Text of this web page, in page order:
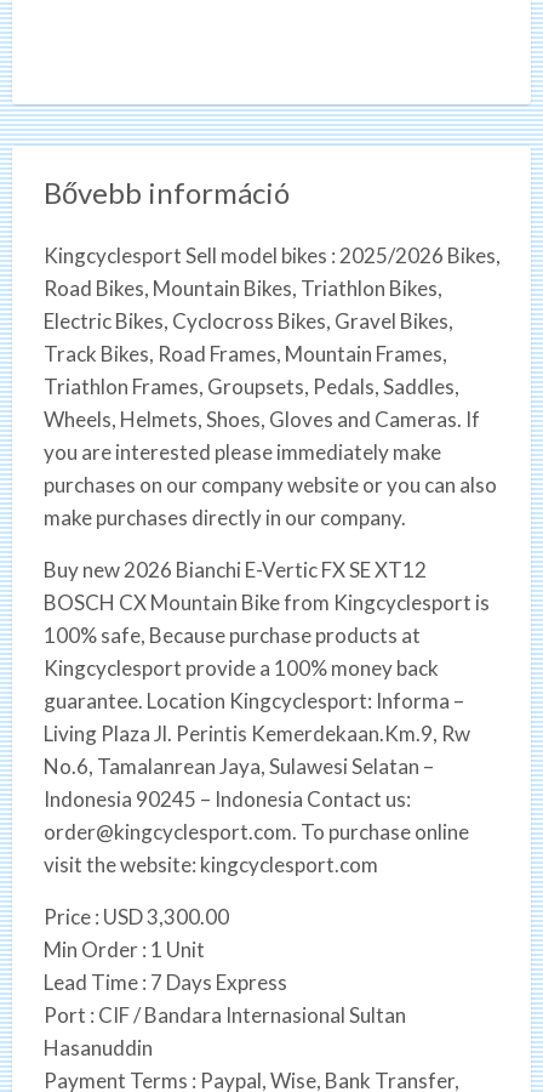
Bővebb információ
Kingcyclesport Sell model bikes : 2025/2026 Bikes,
Road Bikes, Mountain Bikes, Triathlon Bikes,
Electric Bikes, Cyclocross Bikes, Gravel Bikes,
Track Bikes, Road Frames, Mountain Frames,
Triathlon Frames, Groupsets, Pedals, Saddles,
Wheels, Helmets, Shoes, Gloves and Cameras. If
you are interested please immediately make
purchases on our company website or you can also
make purchases directly in our company.
Buy new 2026 Bianchi E-Vertic FX SE XT12
BOSCH CX Mountain Bike from Kingcyclesport is
100% safe, Because purchase products at
Kingcyclesport provide a 100% money back
guarantee. Location Kingcyclesport: Informa –
Living Plaza Jl. Perintis Kemerdekaan.Km.9, Rw
No.6, Tamalanrean Jaya, Sulawesi Selatan –
Indonesia 90245 – Indonesia Contact us:
order@kingcyclesport.com. To purchase online
visit the website: kingcyclesport.com
Price : USD 3,300.00
Min Order : 1 Unit
Lead Time : 7 Days Express
Port : CIF / Bandara Internasional Sultan
Hasanuddin
Payment Terms : Paypal, Wise, Bank Transfer,